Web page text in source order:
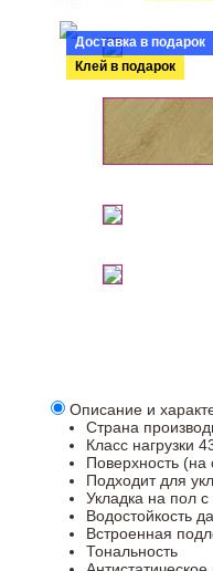
Доставка в подарок
Клей в подарок
Описание и
Страна
Класс нагрузки
Поверхность (на
Подходит для
Укладка на пол
Водостойкость да
Встроенная
Тональность